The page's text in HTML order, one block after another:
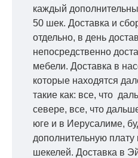
каждый
50 шек. Доставка и
отдельно, в день
непосредственно
мебели. Доставка в
которые находятся
такие как: все, что
севере, все, что
юге и в Иерусалиме,
дополнительную
шекелей. Доставка в